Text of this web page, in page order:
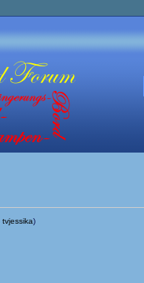
tvjessika)